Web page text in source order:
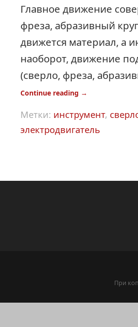
Главное движение
фреза, абразивный
движется материал, а
наоборот, движение
(сверло, фреза,
Continue reading →
Метки: инструмент,
электродвигатель
При